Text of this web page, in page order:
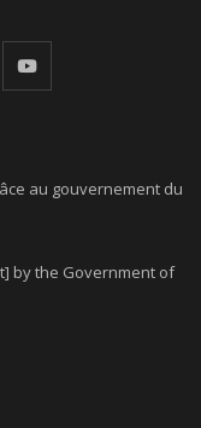
au gouvernement du
by the Government of